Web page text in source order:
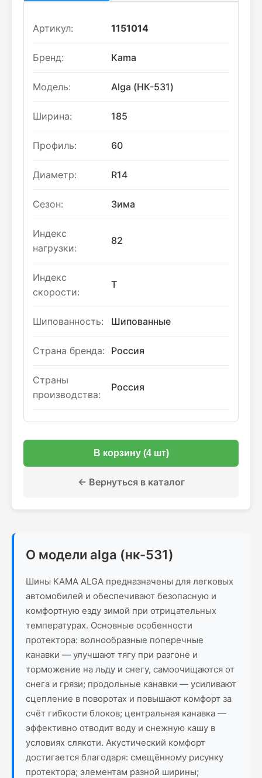
Артикул: 1151014
Бренд: Kama
Модель: Alga (НК-531)
Ширина: 185
Профиль: 60
Диаметр: R14
Сезон: Зима
Индекс
нагрузки:
82
Индекс
скорости:
T
Шипованность: Шипованные
Страна бренда: Россия
Страны
производства:
Россия
В корзину (4 шт)
← Вернуться в каталог
О модели alga (нк-531)
Шины КАМА ALGA предназначены для легковых
автомобилей и обеспечивают безопасную и
комфортную езду зимой при отрицательных
температурах. Основные особенности
протектора: волнообразные поперечные
канавки — улучшают тягу при разгоне и
торможение на льду и снегу, самоочищаются от
снега и грязи; продольные канавки — усиливают
сцепление в поворотах и повышают комфорт за
счёт гибкости блоков; центральная канавка —
эффективно отводит воду и снежную кашу в
условиях слякоти. Акустический комфорт
достигается благодаря: смещённому рисунку
протектора; элементам разной ширины;